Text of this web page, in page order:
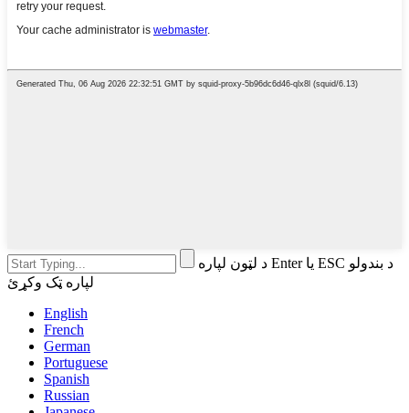
د لټون لپاره Enter یا ESC د بندولو
لپاره ټک وکړئ
English
French
German
Portuguese
Spanish
Russian